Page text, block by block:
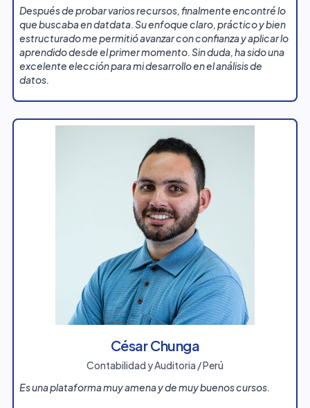
Después de probar varios recursos, finalmente encontré lo
que buscaba en datdata. Su enfoque claro, práctico y bien
estructurado me permitió avanzar con confianza y aplicar lo
aprendido desde el primer momento. Sin duda, ha sido una
excelente elección para mi desarrollo en el análisis de
datos.
César Chunga
Contabilidad y Auditoria / Perú
Es una plataforma muy amena y de muy buenos cursos.